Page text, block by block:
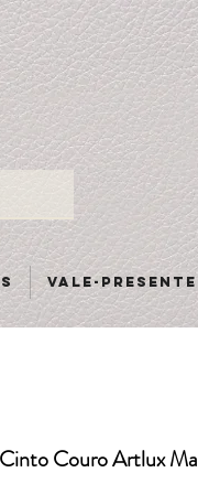
Vale-presente
Cinto Couro Artlux